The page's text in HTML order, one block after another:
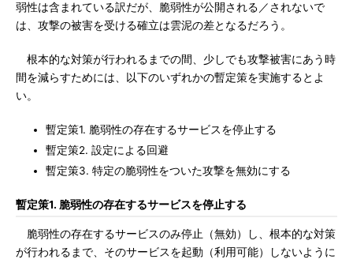
弱性は含まれている訳だが、脆弱性が公開される／されないで
は、攻撃の被害を受ける確立は雲泥の差となるだろう。
根本的な対策が行われるまでの間、少しでも攻撃被害にあう時
間を減らすためには、以下のいずれかの暫定策を実施するとよ
い。
暫定策1. 脆弱性の存在するサービスを停止する
暫定策2. 設定による回避
暫定策3. 特定の脆弱性をついた攻撃を無効にする
暫定策1. 脆弱性の存在するサービスを停止する
脆弱性の存在するサービスのみ停止（無効）し、根本的な対策
が行われるまで、そのサービスを起動（利用可能）しないように